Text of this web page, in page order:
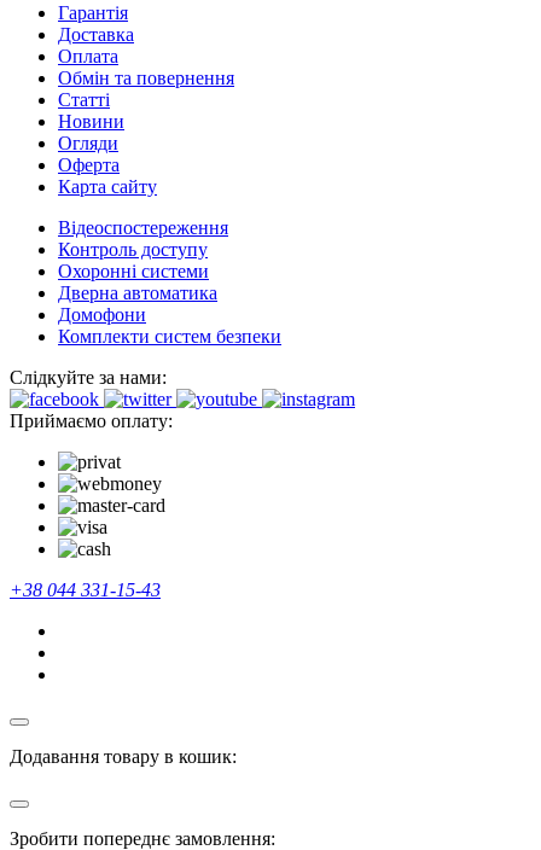
Гарантія
Доставка
Оплата
Обмін та повернення
Cтатті
Новини
Огляди
Оферта
Карта сайту
Відеоспостереження
Контроль доступу
Охоронні системи
Дверна автоматика
Домофони
Комплекти систем безпеки
Слідкуйте за нами:
Приймаємо оплату:
+38 044 331-15-43
Додавання товару в кошик:
Зробити попереднє замовлення: